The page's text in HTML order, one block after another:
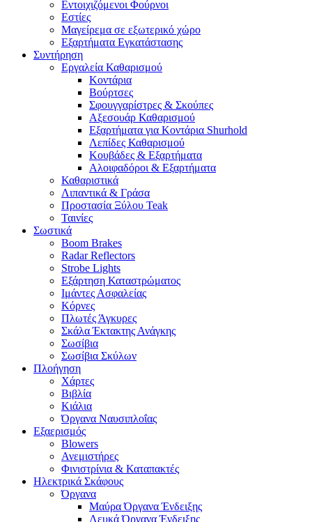
Εντοιχιζόμενοι Φούρνοι
Εστίες
Μαγείρεμα σε εξωτερικό χώρο
Εξαρτήματα Εγκατάστασης
Συντήρηση
Εργαλεία Καθαρισμού
Κοντάρια
Βούρτσες
Σφουγγαρίστρες & Σκούπες
Αξεσουάρ Καθαρισμού
Εξαρτήματα για Κοντάρια Shurhold
Λεπίδες Καθαρισμού
Κουβάδες & Εξαρτήματα
Αλοιφαδόροι & Εξαρτήματα
Καθαριστικά
Λιπαντικά & Γράσα
Προστασία Ξύλου Teak
Ταινίες
Σωστικά
Boom Brakes
Radar Reflectors
Strobe Lights
Εξάρτηση Καταστρώματος
Ιμάντες Ασφαλείας
Κόρνες
Πλωτές Άγκυρες
Σκάλα Έκτακτης Ανάγκης
Σωσίβια
Σωσίβια Σκύλων
Πλοήγηση
Χάρτες
Βιβλία
Κιάλια
Όργανα Ναυσιπλοΐας
Εξαερισμός
Blowers
Ανεμιστήρες
Φινιστρίνια & Καταπακτές
Ηλεκτρικά Σκάφους
Όργανα
Μαύρα Όργανα Ένδειξης
Λευκά Όργανα Ένδειξης